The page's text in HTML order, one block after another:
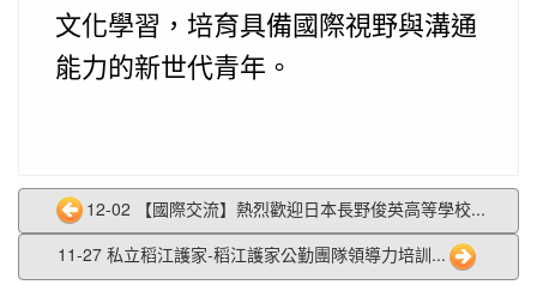
文化學習，培育具備國際視野與溝通
能力的新世代青年。
12-02 【國際交流】熱烈歡迎日本長野俊英高等學校...
11-27 私立稻江護家-稻江護家公勤團隊領導力培訓...